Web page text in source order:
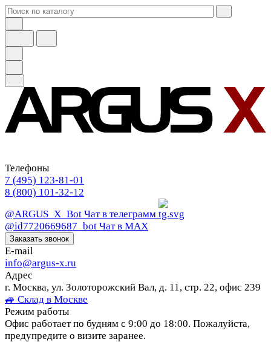
Телефоны
7 (495) 123-81-01
8 (800) 101-32-12
@ARGUS_X_Bot Чат в телеграмм
@id7720669687_bot Чат в МАХ
Заказать звонок
E-mail
info@argus-x.ru
Адрес
г. Москва, ул. Золоторожский Вал, д. 11, стр. 22, офис 239
🚙 Склад в Москве
Режим работы
Офис работает по будням с 9:00 до 18:00. Пожалуйста,
предупредите о визите заранее.